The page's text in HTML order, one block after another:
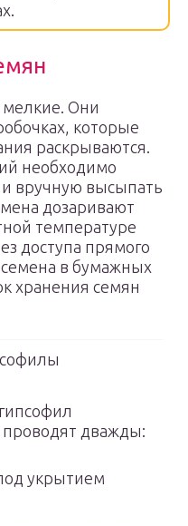
Они
которые
раскрываются.
необходимо
и вручную высыпать
дозаривают
температуре
доступа прямого
семена в бумажных
хранения семян
проводят дважды:
укрытием